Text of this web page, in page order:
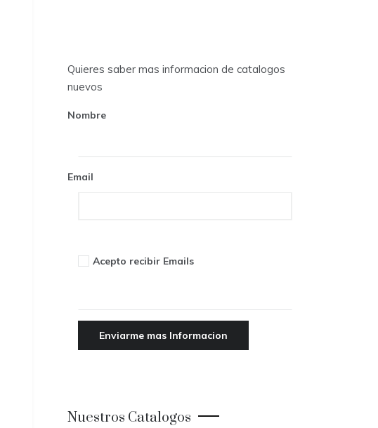
Quieres saber mas informacion de catalogos
nuevos
Nombre
Email
Acepto recibir Emails
Nuestros Catalogos